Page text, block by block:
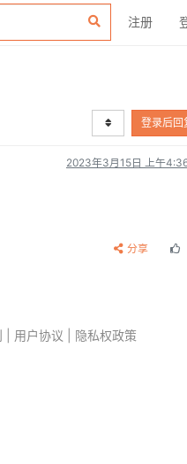
注册
登录后回
2023年3月15日 上午
分享
用户协议 隐私权政策